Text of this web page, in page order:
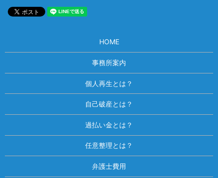
HOME
事務所案内
個人再生とは？
自己破産とは？
過払い金とは？
任意整理とは？
弁護士費用